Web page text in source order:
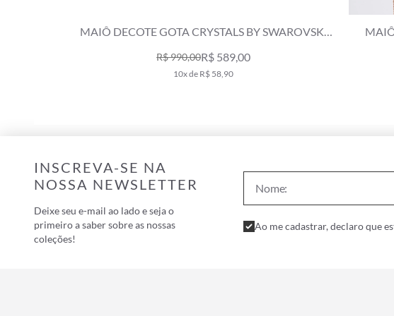
CALCINHA ALTA DOUBLE COMFORT SAN DIEGO
R$ 249,00R$ 149,00
2x de R$ 74,50
INSCREVA-SE NA
NOSSA NEWSLETTER
Deixe seu e-mail ao lado e seja o
primeiro a saber sobre as nossas
coleções!
Ao me cadastrar, declaro que